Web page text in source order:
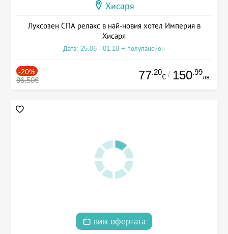
Хисаря
Луксозен СПА релакс в най-новия хотел Империя в
Хисаря
Дата: 25.06 - 01.10 + полупансион
-20%
96.50€ 77.20
€ / 150.99
лв.
виж офертата